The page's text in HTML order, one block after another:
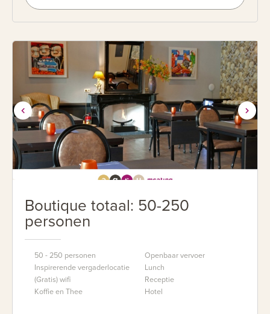
Boutique totaal: 50-250
personen
50 - 250 personen
Inspirerende vergaderlocatie
(Gratis) wifi
Koffie en Thee
Openbaar vervoer
Lunch
Receptie
Hotel